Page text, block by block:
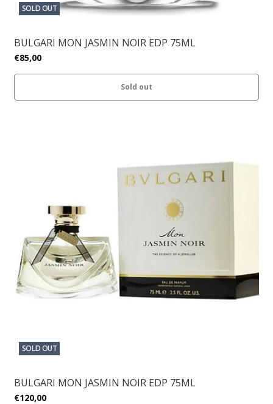
SOLD OUT
BULGARI MON JASMIN NOIR EDP 75ML
€85,00
Sold out
SOLD OUT
BULGARI MON JASMIN NOIR EDP 75ML
€120,00